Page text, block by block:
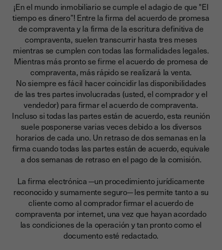
¡En el mundo inmobiliario se cumple el adagio de que "El
tiempo es dinero”! Entre la firma del acuerdo de promesa
de compraventa y la firma de la escritura definitiva de
compraventa, suelen transcurrir hasta tres meses
mientras se cumplen con todas las formalidades legales.
Mientras más pronto se firme el acuerdo de promesa de
compraventa, más rápido se realizará la venta.
No siempre es fácil hacer coincidir las disponibilidades
de las tres partes involucradas (usted, el comprador y el
vendedor) para firmar el acuerdo de compraventa.
Incluso si todas las partes están de acuerdo, esta reunión
suele posponerse varias veces debido a los diversos
horarios de cada uno. Un retraso de dos semanas en la
firma cuando todas las partes están de acuerdo, equivale
a dos semanas de retraso en el pago de la comisión.
La firma electrónica ─un procedimiento jurídicamente
reconocido y sumamente seguro─ les permite tanto a su
cliente como al comprador firmar el acuerdo de
compraventa por internet, una vez que hayan acordado
las condiciones de la operación y tan pronto como el
documento esté redactado.